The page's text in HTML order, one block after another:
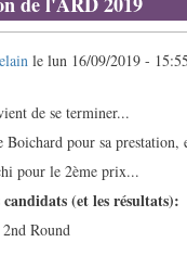
lelun 16/09/2019 - 15:55
de se terminer...
pour sa
pour le 2ème prix...
candidats (et les résultats):
Round